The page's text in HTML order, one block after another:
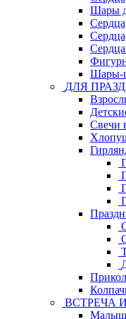
Шары
Шары-
ДЛЯ
Свечи
ВСТРЕЧА